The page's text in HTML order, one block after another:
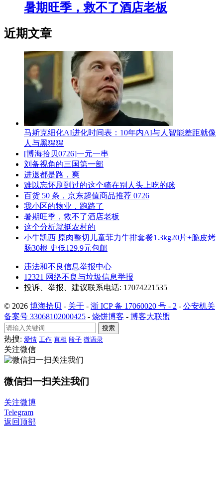
暑期旺季，救不了酒店老板
近期文章
马斯克细化AI进化时间表：10年内AI与人智能差距就像
人与黑猩猩
[博海拾贝0726]一元一串
刘备视角的三国第一部
进退都是路，爽
难以忘怀刷到过的这个骑在别人头上吃的咪
百货 50 条，京东超值商品推荐 0726
我小区的物业，跑路了
暑期旺季，救不了酒店老板
这个分析就挺农村的
小牛凯西 原肉整切儿童菲力牛排套餐1.3kg20片+脆皮烤
肠30根 史低129.9元包邮
违法和不良信息举报中心
12321 网络不良与垃圾信息举报
投诉、举报、建议联系电话: 17074221535
© 2026 博海拾贝 - 关于 - 浙 ICP 备 17060020 号 - 2 - 公安机关
备案号 33068102000425 - 烧饼博客 - 博客大联盟
搜索
热搜: 爱情 工作 真相 段子 微语录
关注微信
微信扫一扫关注我们
关注微博
Telegram
返回顶部